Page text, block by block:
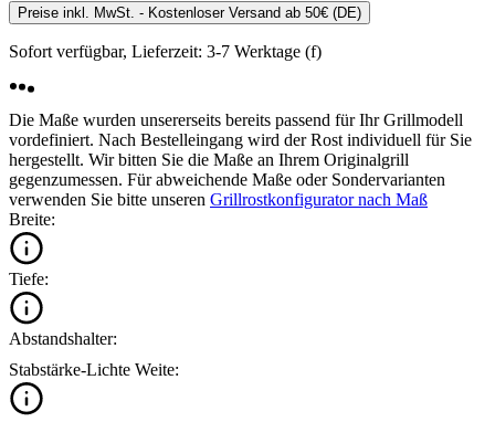
Preise inkl. MwSt. - Kostenloser Versand ab 50€ (DE)
Sofort verfügbar, Lieferzeit: 3-7 Werktage (f)
Die Maße wurden unsererseits bereits passend für Ihr Grillmodell
vordefiniert. Nach Bestelleingang wird der Rost individuell für Sie
hergestellt. Wir bitten Sie die Maße an Ihrem Originalgrill
gegenzumessen. Für abweichende Maße oder Sondervarianten
verwenden Sie bitte unseren Grillrostkonfigurator nach Maß
Breite:
Tiefe:
Abstandshalter:
Stabstärke-Lichte Weite: